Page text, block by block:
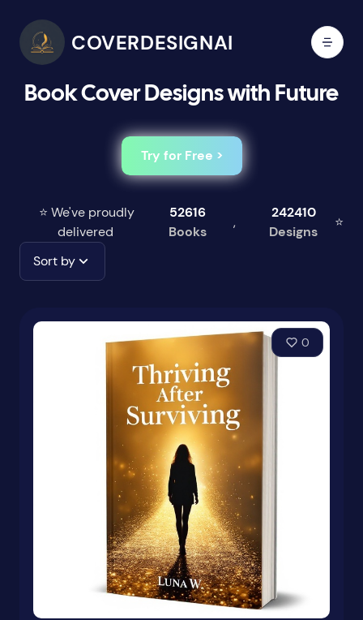
COVERDESIGNAI
Book Cover Designs with Future
Try for Free >
⭐ We've proudly
delivered
52616
Books
,
242410
Designs
⭐
Sort by
0